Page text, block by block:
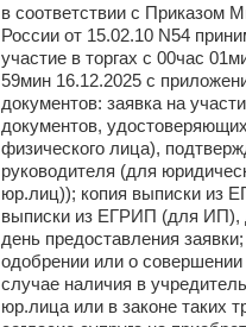
в соответствии с Приказом
России от 15.02.10 N54
участие в торгах с 00час
59мин 16.12.2025 с
документов: заявка на
документов,
физического лица),
руководителя (для
юр.лиц)); копия выписки из
выписки из ЕГРИП (для ИП),
день предоставления
одобрении или о совершении
случае наличия в
юр.лица или в законе таких